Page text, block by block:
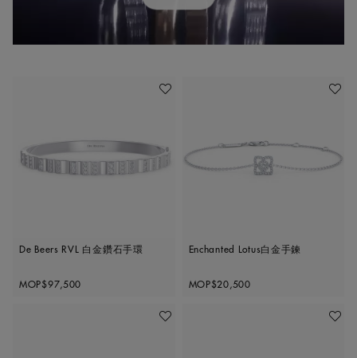
收藏作品
De Beers RVL 白金鑽石手環
Original price
MOP$97,500
收藏作
Enchanted Lotus白金手鍊
Original price
MOP$20,500
收藏作品 收藏作